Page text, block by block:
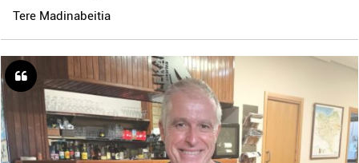
Tere Madinabeitia